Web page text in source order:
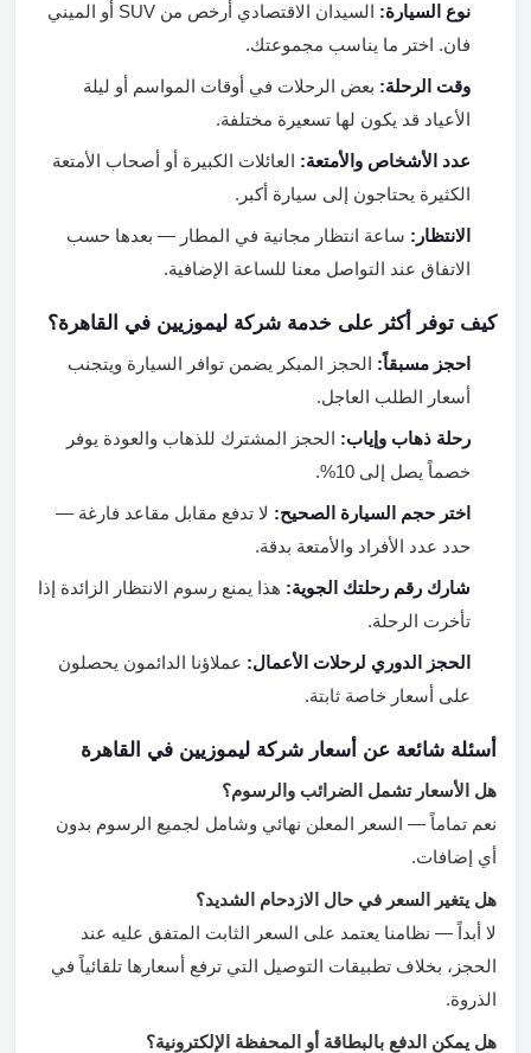
نوع السيارة:
السيدان الاقتصادي أرخص من SUV أو الميني
فان. اختر ما يناسب مجموعتك.
وقت الرحلة:بعض الرحلات في أوقات المواسم أو ليلة
الأعياد قد يكون لها تسعيرة مختلفة.
عدد الأشخاص والأمتعة:العائلات الكبيرة أو أصحاب الأمتعة
الكثيرة يحتاجون إلى سيارة أكبر.
الانتظار:ساعة انتظار مجانية في المطار — بعدها حسب
الاتفاق عند التواصل معنا للساعة الإضافية.
كيف توفر أكثر على خدمة شركة ليموزيين في القاهرة؟
احجز مسبقاً:الحجز المبكر يضمن توافر السيارة ويتجنب
أسعار الطلب العاجل.
رحلة ذهاب وإياب:الحجز المشترك للذهاب والعودة يوفر
خصماً يصل إلى 10%.
اختر حجم السيارة الصحيح:لا تدفع مقابل مقاعد فارغة —
حدد عدد الأفراد والأمتعة بدقة.
شارك رقم رحلتك الجوية:هذا يمنع رسوم الانتظار الزائدة إذا
تأخرت الرحلة.
الحجز الدوري لرحلات الأعمال:عملاؤنا الدائمون يحصلون
على أسعار خاصة ثابتة.
أسئلة شائعة عن أسعار شركة ليموزيين في القاهرة
هل الأسعار تشمل الضرائب والرسوم؟
نعم تماماً — السعر المعلن نهائي وشامل لجميع الرسوم بدون
أي إضافات.
هل يتغير السعر في حال الازدحام الشديد؟
لا أبداً — نظامنا يعتمد على السعر الثابت المتفق عليه عند
الحجز، بخلاف تطبيقات التوصيل التي ترفع أسعارها تلقائياً في
الذروة.
هل يمكن الدفع بالبطاقة أو المحفظة الإلكترونية؟